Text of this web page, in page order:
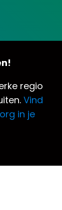
regio
Vind
in je